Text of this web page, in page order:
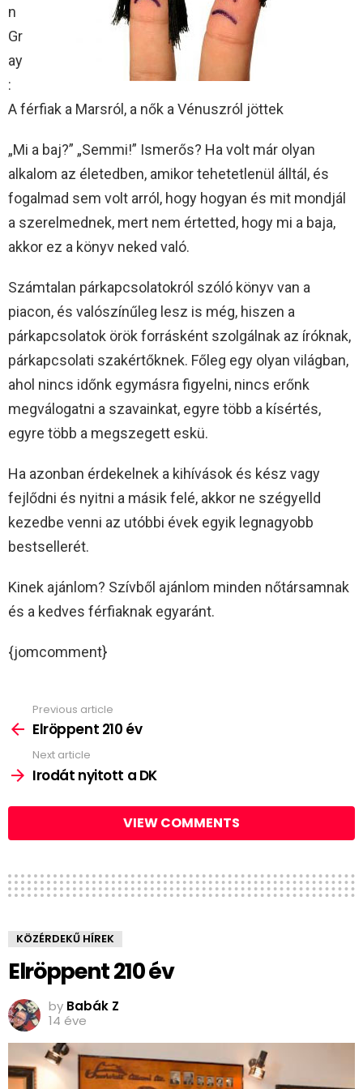
n
Gr
ay
:
A férfiak a Marsról, a nők a Vénuszról jöttek
„Mi a baj?” „Semmi!” Ismerős? Ha volt már olyan
alkalom az életedben, amikor tehetetlenül álltál, és
fogalmad sem volt arról, hogy hogyan és mit mondjál
a szerelmednek, mert nem értetted, hogy mi a baja,
akkor ez a könyv neked való.
Számtalan párkapcsolatokról szóló könyv van a
piacon, és valószínűleg lesz is még, hiszen a
párkapcsolatok örök forrásként szolgálnak az íróknak,
párkapcsolati szakértőknek. Főleg egy olyan világban,
ahol nincs időnk egymásra figyelni, nincs erőnk
megválogatni a szavainkat, egyre több a kísértés,
egyre több a megszegett eskü.
Ha azonban érdekelnek a kihívások és kész vagy
fejlődni és nyitni a másik felé, akkor ne szégyelld
kezedbe venni az utóbbi évek egyik legnagyobb
bestsellerét.
Kinek ajánlom? Szívből ajánlom minden nőtársamnak
és a kedves férfiaknak egyaránt.
{jomcomment}
more
Previous article
Elröppent 210 év
Next article
Irodát nyitott a DK
VIEW COMMENTS
KÖZÉRDEKŰ HÍREK
Elröppent 210 év
by Babák Z
14 éve